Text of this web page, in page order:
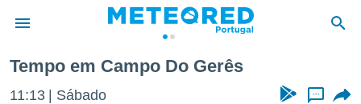
Tempo em Campo Do Gerês
11:13 Sábado ...